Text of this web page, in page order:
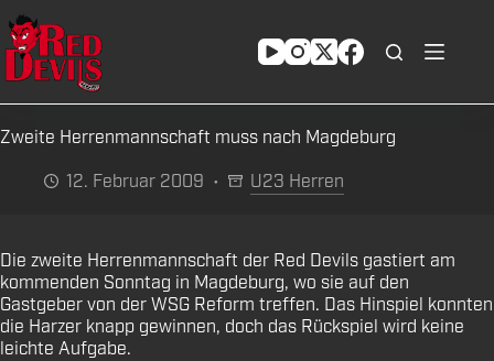
Zum
Inhalt
springen
Zweite Herrenmannschaft muss nach Magdeburg
12. Februar 2009
U23 Herren
Die zweite Herrenmannschaft der Red Devils gastiert am
kommenden Sonntag in Magdeburg, wo sie auf den
Gastgeber von der WSG Reform treffen. Das Hinspiel konnten
die Harzer knapp gewinnen, doch das Rückspiel wird keine
leichte Aufgabe.